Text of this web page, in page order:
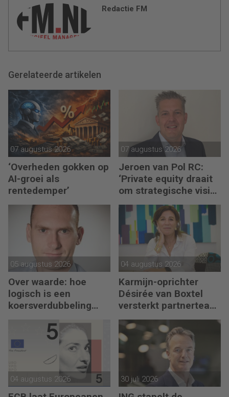
Redactie FM
Gerelateerde artikelen
07 augustus 2026
‘Overheden gokken op
AI-groei als
rentedemper’
07 augustus 2026
Jeroen van Pol RC:
‘Private equity draait
om strategische visie
én operational
excellence’
05 augustus 2026
Over waarde: hoe
logisch is een
koersverdubbeling
04 augustus 2026
Karmijn-oprichter
Désirée van Boxtel
versterkt partnerteam
CFO Capabel
04 augustus 2026 30 juli 2026